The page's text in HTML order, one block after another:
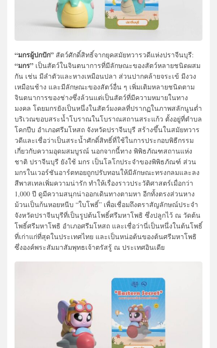
“มกรผู้ปกปัก” สัตว์ศักดิ์สิทธิ์จากยุคสมัยทวารวดีแห่งปราจีนบุรี:
“มกร” เป็นสัตว์ในจินตนาการที่มีลักษณะของสัตว์หลายชนิดผสม
กัน เช่น มีลำตัวและหางเหมือนปลา ส่วนปากคล้ายจระเข้ มีงวง
เหมือนช้าง และมีลักษณะของสัตว์อื่น ๆ เพิ่มเติมหลายชนิดตาม
จินตนาการของช่างซึ่งล้วนแต่เป็นสัตว์ที่มีความหมายในทาง
มงคล โดยมกรยังเป็นหนึ่งในสัตว์มงคลที่ปรากฏในภาพสลักนูนต่ำ
บริเวณขอบสระน้ำโบราณในโบราณสถานสระแก้ว ตั้งอยู่ที่ตำบล
โคกปีบ อำเภอศรีมโหสถ จังหวัดปราจีนบุรี สร้างขึ้นในสมัยทวาร
วดีและเชื่อว่าเป็นสระน้ำศักดิ์สิทธิ์ที่ใช้ในการประกอบพิธีกรรม
เกี่ยวกับความอุดมสมบูรณ์ นอกจากนี้ทาง พิพิธภัณฑสถานแห่ง
ชาติ ปราจีนบุรี ยังใช้ มกร เป็นโลโกประจำของพิพิธภัณฑ์ ส่วน
มกรในเวอร์ชันอาร์ตทอยถูกปรับทอนให้มีลักษณะทรงกลมและลง
สีพาสเทลเพิ่มความน่ารัก ทำให้เรื่องราวประวัติศาสตร์เมื่อกว่า
1,000 ปี ดูมีความสนุกน่าออกเดินทางตามหา อีกทั้งตรงส่วนหาง
ม้วนเป็นก้นหอยหนีบ “ใบโพธิ์” เพื่อเชื่อมถึงตราสัญลักษณ์ประจำ
จังหวัดปราจีนบุรีที่เป็นรูปต้นโพธิ์ศรีมหาโพธิ ซึ่งปลูกไว้ ณ วัดต้น
โพธิ์ศรีมหาโพธิ อำเภอศรีมโหสถ และเชื่อว่านี่เป็นหนึ่งในต้นโพธิ์
ที่เก่าแก่ที่สุดในประเทศไทย และเป็นหน่อต้นของต้นศรีมหาโพธิ
ซึ่งองค์พระสัมมาสัมพุทธเจ้าตรัสรู้ ณ ประเทศอินเดีย